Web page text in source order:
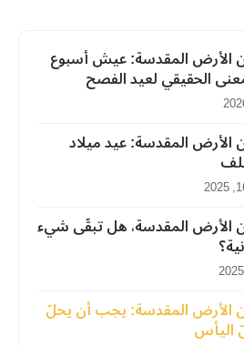
الأرض المقدسة: عيش أسبوع
الحقيقي لعيد الفصح
الأرض المقدسة: عيد ميلاد
الأرض المقدسة، هل تبقّى شيء
الأرض المقدسة: يجب أن يحلّ
اليأس